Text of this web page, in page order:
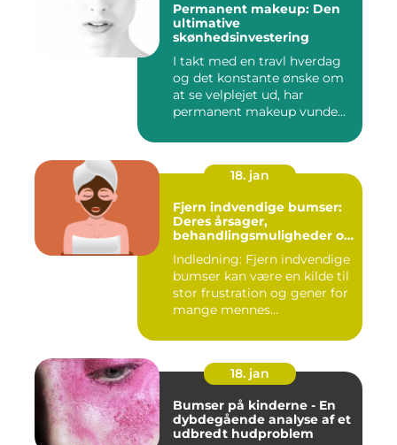
Permanent makeup: Den
ultimative
skønhedsinvestering
I takt med en travl hverdag
og det konstante ønske om
at se velplejet ud, har
permanent makeup vunde...
18. jan
Fjern indvendige bumser:
Deres årsager,
behandlingsmuligheder og
Indledning: Fjern indvendige
bumser kan være en kilde til
stor frustration og gener for
mange mennes...
18. jan
Bumser på kinderne - En
dybdegående analyse af et
udbredt hudproblem